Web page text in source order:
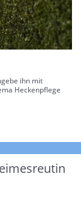
ihn mit
Heckenpflege